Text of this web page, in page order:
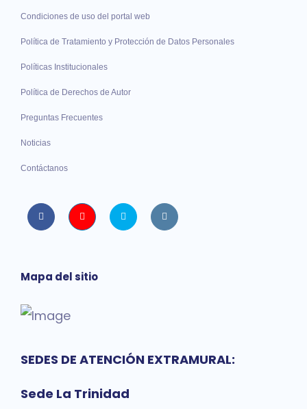
Condiciones de uso del portal web
Política de Tratamiento y Protección de Datos Personales
Políticas Institucionales
Política de Derechos de Autor
Preguntas Frecuentes
Noticias
Contáctanos
Facebook Youtube twitter instagram
Mapa del sitio
SEDES DE ATENCIÓN EXTRAMURAL:
Sede La Trinidad